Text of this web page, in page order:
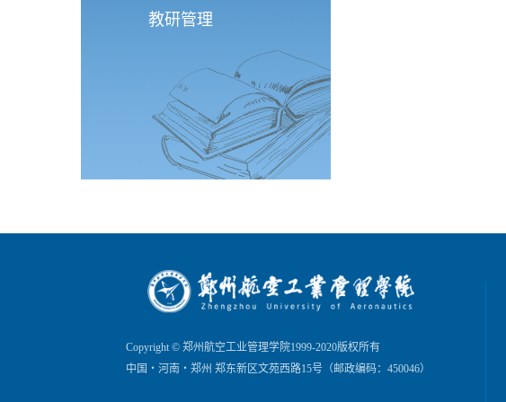
教研管理
Copyright © 郑州航空工业管理学院1999-2020版权所有
中国・河南・郑州 郑东新区文苑西路15号（邮政编码：450046）